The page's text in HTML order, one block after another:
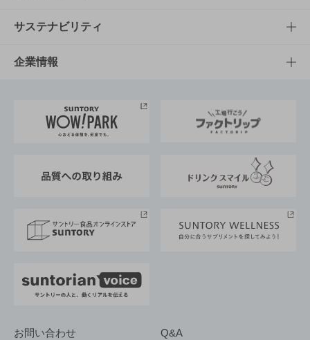
商品発売情報
栄養成分一覧
キャンペーン
工場見学
地域情報
文化・スポーツTOP
サントリーホール
サントリーサンバーズ大阪
サステナビリティ
サステナビリティTOP
サントリーが考えるサステナビリティ経営
企業情報
企業概要
採用情報
お問い合わせ Q&A